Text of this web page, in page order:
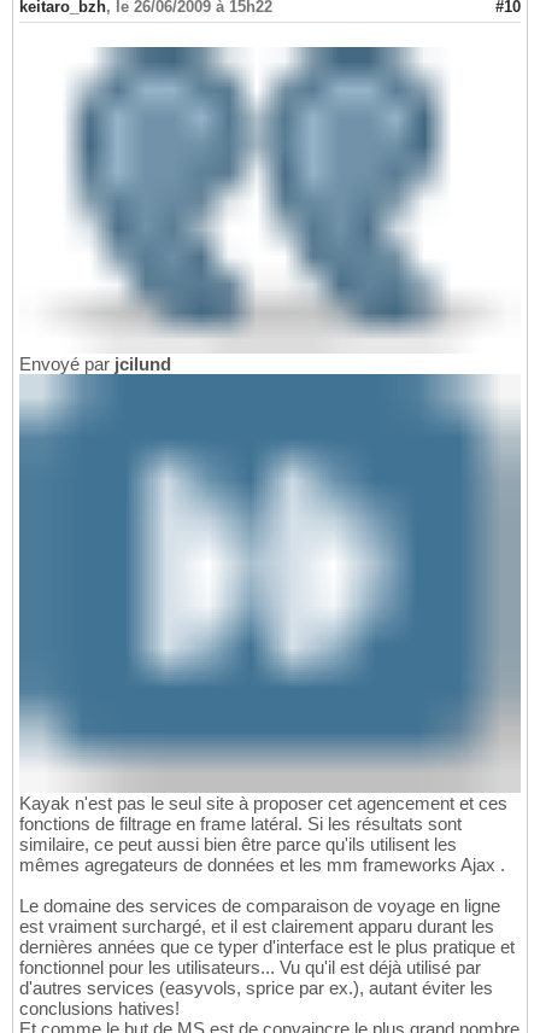
keitaro_bzh, le 26/06/2009 à 15h22 #10
Envoyé par jcilund
Kayak n'est pas le seul site à proposer cet agencement et ces
fonctions de filtrage en frame latéral. Si les résultats sont
similaire, ce peut aussi bien être parce qu'ils utilisent les
mêmes agregateurs de données et les mm frameworks Ajax .
Le domaine des services de comparaison de voyage en ligne
est vraiment surchargé, et il est clairement apparu durant les
dernières années que ce typer d'interface est le plus pratique et
fonctionnel pour les utilisateurs... Vu qu'il est déjà utilisé par
d'autres services (easyvols, sprice par ex.), autant éviter les
conclusions hatives!
Et comme le but de MS est de convaincre le plus grand nombre